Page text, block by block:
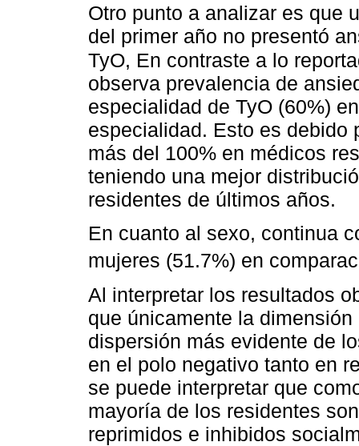
Otro punto a analizar es que
del primer año no presentó
TyO, En contraste a lo
observa prevalencia de
especialidad de TyO (60%)
especialidad. Esto es debido
más del 100% en médicos
teniendo una mejor
residentes de últimos años.
En cuanto al sexo, continua
mujeres (51.7%) en
Al interpretar los resultados
que únicamente la
dispersión más evidente de
en el polo negativo tanto en
se puede interpretar que
mayoría de los residentes
reprimidos e inhibidos